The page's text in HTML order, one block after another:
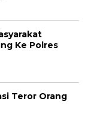
Ke Polres
Teror Orang